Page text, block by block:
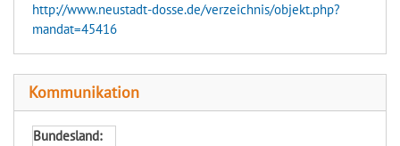
http://www.neustadt-dosse.de/verzeichnis/objekt.php?
mandat=45416
Kommunikation
Bundesland: